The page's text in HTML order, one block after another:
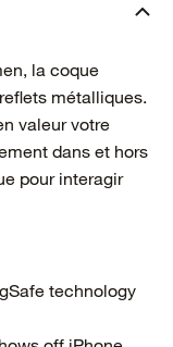
la coque
métalliques.
valeur votre
dans et hors
pour interagir
technology